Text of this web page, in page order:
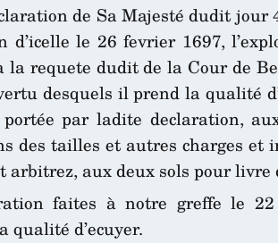
de Sa Majesté dudit jour
d’icelle le 26 fevrier 1697,
la requete dudit de la Cour de
desquels il prend la qualité
portée par ladite declaration,
des tailles et autres charges et
arbitrez, aux deux sols pour
faites à notre greffe le
qualité d’ecuyer.